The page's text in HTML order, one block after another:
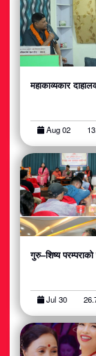
अटोमोबाइल
आर्थिक
स्वास्थ्य
मनोरञ्जन
जीवनशैली
महाकाव्यकार
Aug 02
गुरु–शिष्य
Jul 30